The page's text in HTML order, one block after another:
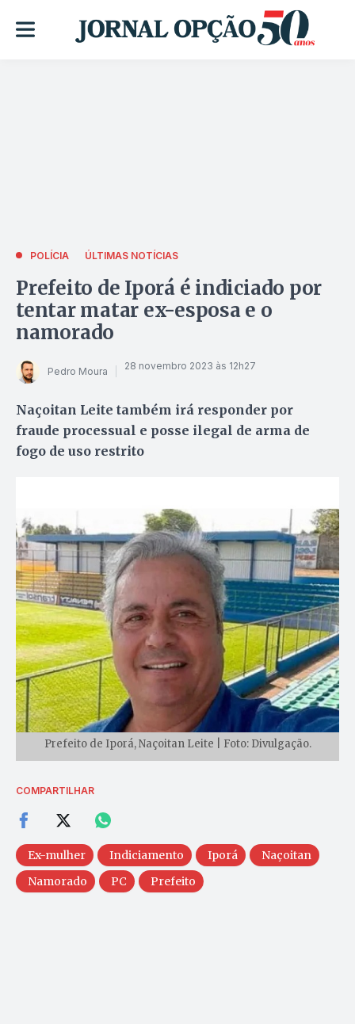
POLÍCIA ÚLTIMAS NOTÍCIAS
Prefeito de Iporá é indiciado por
tentar matar ex-esposa e o
namorado
Pedro Moura 28 novembro 2023 às 12h27
Naçoitan Leite também irá responder por
fraude processual e posse ilegal de arma de
fogo de uso restrito
Prefeito de Iporá, Naçoitan Leite | Foto: Divulgação.
COMPARTILHAR
Ex-mulher Indiciamento Iporá
Naçoitan
Namorado
PC Prefeito